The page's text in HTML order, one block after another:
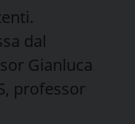
dal
Gianluca
professor